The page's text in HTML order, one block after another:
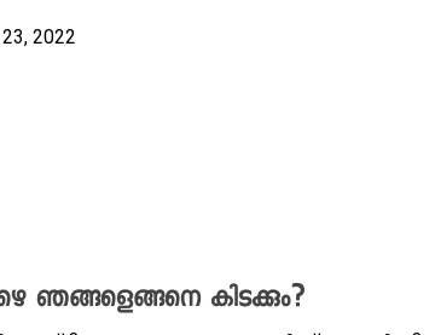
2022
ഞങ്ങളെങ്ങനെ കിടക്കും?